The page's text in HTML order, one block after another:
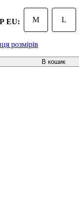
EU: M L
розмірів
В кошик